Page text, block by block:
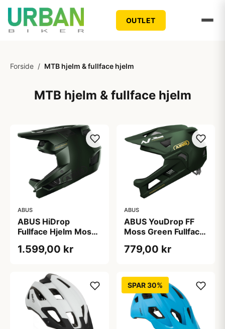
OUTLET
Forside / MTB hjelm & fullface hjelm
MTB hjelm & fullface hjelm
ABUS
ABUS HiDrop
Fullface Hjelm Moss
1.599,00 kr
ABUS
ABUS YouDrop FF
Moss Green Fullface
779,00 kr
SPAR 30%